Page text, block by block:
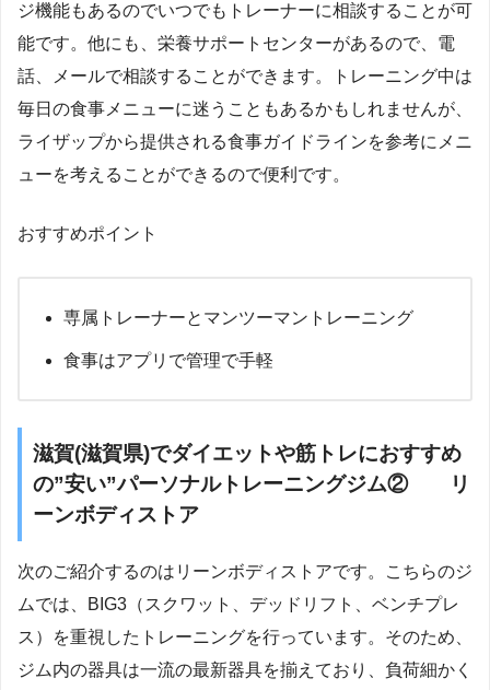
ジ機能もあるのでいつでもトレーナーに相談することが可
能です。他にも、栄養サポートセンターがあるので、電
話、メールで相談することができます。トレーニング中は
毎日の食事メニューに迷うこともあるかもしれませんが、
ライザップから提供される食事ガイドラインを参考にメニ
ューを考えることができるので便利です。
おすすめポイント
専属トレーナーとマンツーマントレーニング
食事はアプリで管理で手軽
滋賀(滋賀県)でダイエットや筋トレにおすすめ
の”安い”パーソナルトレーニングジム② リ
ーンボディストア
次のご紹介するのはリーンボディストアです。こちらのジ
ムでは、BIG3（スクワット、デッドリフト、ベンチプレ
ス）を重視したトレーニングを行っています。そのため、
ジム内の器具は一流の最新器具を揃えており、負荷細かく